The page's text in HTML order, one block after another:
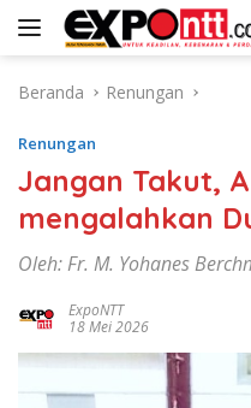
Langsung
Beranda
Renungan
Renungan
Jangan Takut,
mengalahkan
Oleh: Fr. M. Yohanes
ExpoNTT
18 Mei 2026